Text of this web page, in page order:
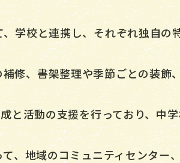
学校と連携し、それぞれ独自の
修、書架整理や季節ごとの装飾
と活動の支援を行っており、中
、地域のコミュニティセンター